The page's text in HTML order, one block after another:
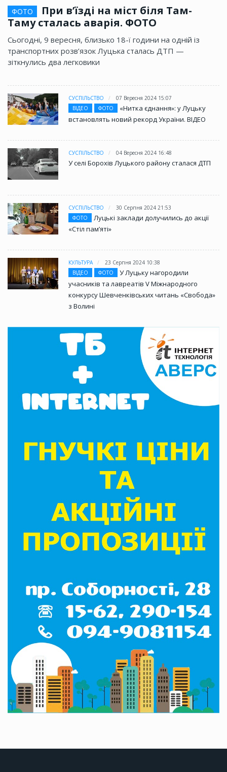
ФОТО
При в’їзді на міст біля Там-
Таму сталась аварія. ФОТО
Сьогодні, 9 вересня, близько 18-ї години на одній із
транспортних розв’язок Луцька сталась ДТП —
зіткнулись два легковики
СУСПІЛЬСТВО
07 Вересня 2024 15:07
ВІДЕО
ФОТО
«Нитка єднання»: у Луцьку
встановлять новий рекорд України. ВІДЕО
СУСПІЛЬСТВО 04 Вересня 2024 16:48
У селі Борохів Луцького району сталася ДТП
СУСПІЛЬСТВО
30 Серпня 2024 21:53
ФОТО
Луцькі заклади долучились до акції
«Стіл памʼяті»
КУЛЬТУРА
23 Серпня 2024 10:38
ВІДЕО
ФОТО
У Луцьку нагородили
учасників та лавреатів V Міжнародного
конкурсу Шевченківських читань «Свобода»
з Волині